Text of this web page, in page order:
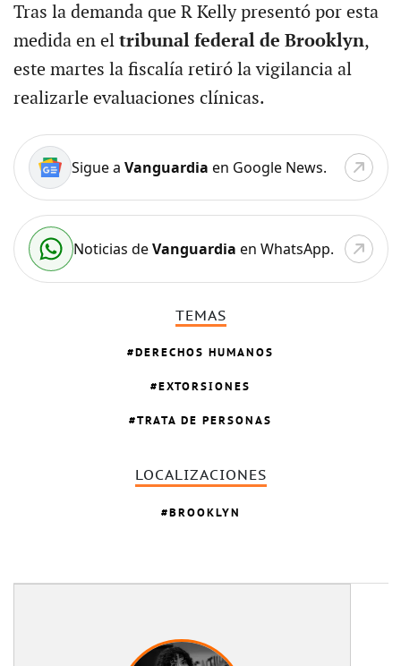
Tras la demanda que R Kelly presentó por esta
medida en eltribunal federal de Brooklyn,
este martes la fiscalía retiró la vigilancia al
realizarle evaluaciones clínicas.
Sigue a Vanguardia en Google News.
Noticias deVanguardia en WhatsApp.
TEMAS
DERECHOS HUMANOS
EXTORSIONES
TRATA DE PERSONAS
LOCALIZACIONES
BROOKLYN